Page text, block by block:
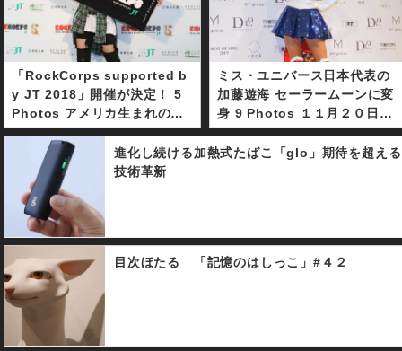
「RockCorps supported b
y JT 2018」開催が決定！ 5
Photos アメリカ生まれの社
会貢献「RockCorps」は音
楽の力を通じてボランティア
協力を呼びかけるもの。渋谷
での開催記者発表会には公式
アンバサダーの高橋みなみが
出席した。
ミス・ユニバース日本代表の
加藤遊海 セーラームーンに変
身 9 Photos １１月２０日、
都内で「ミス・ユニバース２
０１８世界大会」の壮行会が
©Naoko Takeuchi
進化し続ける加熱式たばこ「glo」期待を超える
技術革新
目次ほたる 「記憶のはしっこ」#４２